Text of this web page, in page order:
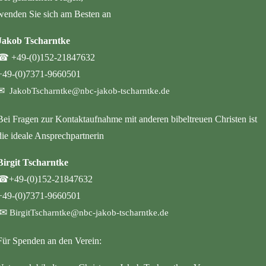
Sie sich am Besten an
Tscharntke
+49-(0)152-21847632
(0)7371-9660501
JakobTscharntke@nbc-jakob-tscharntke.de
Fragen zur Kontaktaufnahme mit anderen bibeltreuen Christen ist
ideale Ansprechpartnerin
Tscharntke
+49-(0)152-21847632
(0)7371-9660501
BirgitTscharntke@nbc-jakob-tscharntke.de
Spenden an den Verein: